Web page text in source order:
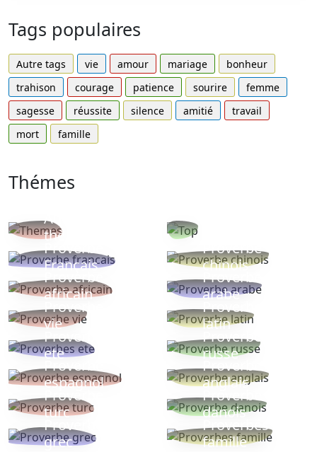
Tags populaires
Autre tags vie amour mariage
bonheur
trahison
courage patience sourire
femme
sagesse
réussite silence amitié
travail
mort
famille
Thémes
Autres
thèmes
Proverbe
Français
Proverbe
chinois
Proverbe
africain
Proverbe
arabe
Proverbe
vie
Proverbe
latin
Proverbes
ete
Proverbe
russe
Proverbe
espagnol
Proverbe
anglais
Proverbe
turc
Proverbe
danois
Proverbe
grec
Proverbes
famille